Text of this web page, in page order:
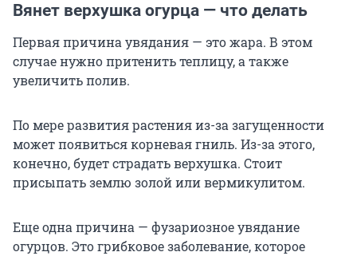
Вянет верхушка огурца — что делать
Первая причина увядания — это жара. В этом
случае нужно притенить теплицу, а также
увеличить полив.
По мере развития растения из-за загущенности
может появиться корневая гниль. Из-за этого,
конечно, будет страдать верхушка. Стоит
присыпать землю золой или вермикулитом.
Еще одна причина — фузариозное увядание
огурцов. Это грибковое заболевание, которое